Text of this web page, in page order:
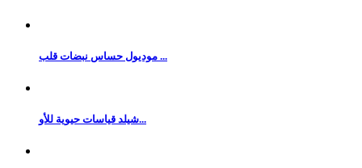
موديول حساس نبضات قلب ...
شيلد قياسات حيوية للأو...